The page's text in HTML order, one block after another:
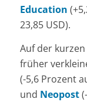
Education
23,85 USD).
Auf der
früher
(-5,6 Prozent
und Neopost